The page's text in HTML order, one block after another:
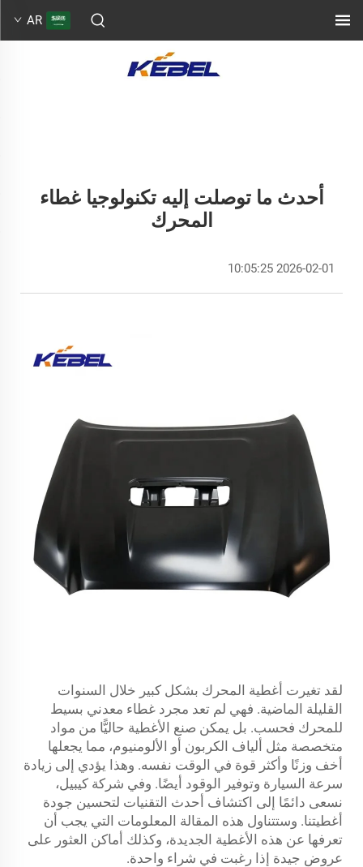
AR
أحدث ما توصلت إليه تكنولوجيا غطاء
المحرك
2026-02-01 10:05:25
لقد تغيرت أغطية المحرك بشكل كبير خلال السنوات
القليلة الماضية. فهي لم تعد مجرد غطاء معدني بسيط
للمحرك فحسب. بل يمكن صنع الأغطية حاليًّا من مواد
متخصصة مثل ألياف الكربون أو الألومنيوم، مما يجعلها
أخف وزنًا وأكثر قوة في الوقت نفسه. وهذا يؤدي إلى زيادة
سرعة السيارة وتوفير الوقود أيضًا. وفي شركة كيبيل،
نسعى دائمًا إلى اكتشاف أحدث التقنيات لتحسين جودة
أغطيتنا. وستتناول هذه المقالة المعلومات التي يجب أن
تعرفها عن هذه الأغطية الجديدة، وكذلك أماكن العثور على
عروض جيدة إذا رغبت في شراء واحدة.